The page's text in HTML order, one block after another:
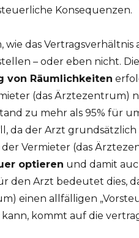
Konsequenzen.
wie das
– oder eben nicht.
von Räumlichkeiten
(das Ärztezentrum)
zu mehr als 95% für
da der Arzt
Vermieter (das
optieren und damit
den Arzt bedeutet dies,
einen allfälligen
kommt auf die